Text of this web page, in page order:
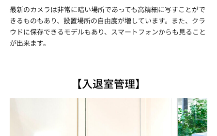
最新のカメラは非常に暗い場所であっても高精細に写すことがで
きるものもあり、設置場所の自由度が増しています。また、クラ
ウドに保存できるモデルもあり、スマートフォンからも見ること
が出来ます。
【入退室管理】